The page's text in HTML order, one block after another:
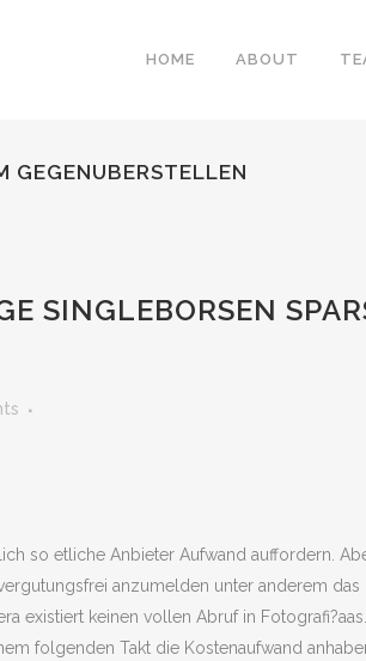
HOME ABOUT
GEGENUBERSTELLEN
SINGLEBORSEN
so etliche Anbieter Aufwand auffordern.
anzumelden unter anderem
existiert keinen vollen Abruf in Fotografi?a­as.
folgenden Takt die Kostenaufwand